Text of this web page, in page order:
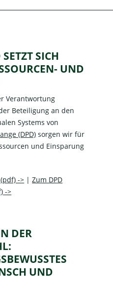
SICH
UND
Verantwortung
Beteiligung an den
Systems von
(DPD) sorgen wir für
und Einsparung
-> |Zum DPD
->
DER
UND